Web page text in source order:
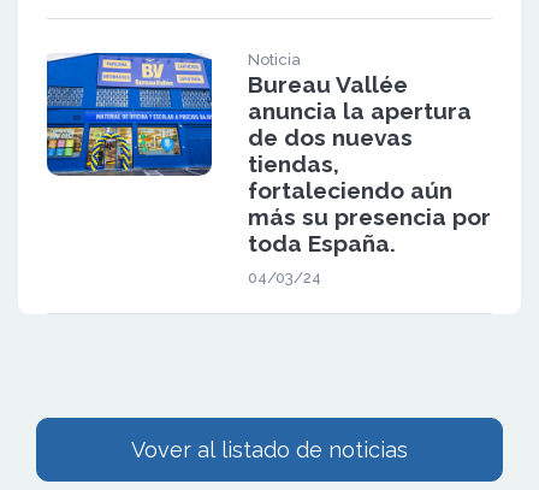
Noticia
Bureau Vallée
anuncia la apertura
de dos nuevas
tiendas,
fortaleciendo aún
más su presencia por
toda España.
04/03/24
Vover al listado de noticias